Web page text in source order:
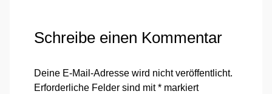
Schreibe einen Kommentar
Deine E-Mail-Adresse wird nicht veröffentlicht.
Erforderliche Felder sind mit* markiert